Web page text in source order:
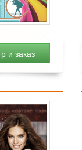
и заказ